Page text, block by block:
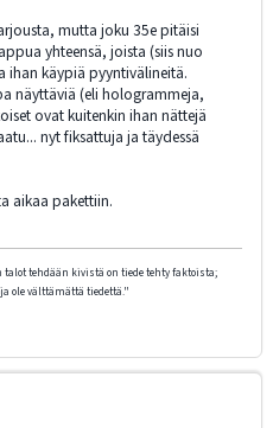
mutta joku 35e pitäisi
yhteensä, joista (siis nuo
ihan käypiä pyyntivälineitä.
näyttäviä (eli hologrammeja,
ovat kuitenkin ihan nättejä
nyt fiksattuja ja täydessä
aikaa pakettiin.
tehdään kivistä on tiede tehty faktoista;
ole välttämättä tiedettä."